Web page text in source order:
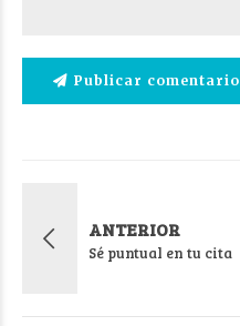
Publicar comentario
ANTERIOR
Sé puntual en tu cita